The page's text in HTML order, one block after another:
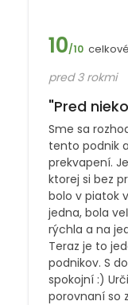
10/10
pred 3 rokmi
"Pred
Sme sa
tento podnik
prekvapení.
ktorej si bez
bolo v piatok
jedna, bola
rýchla a na
Teraz je to
podnikov. S
spokojní :)
porovnaní so